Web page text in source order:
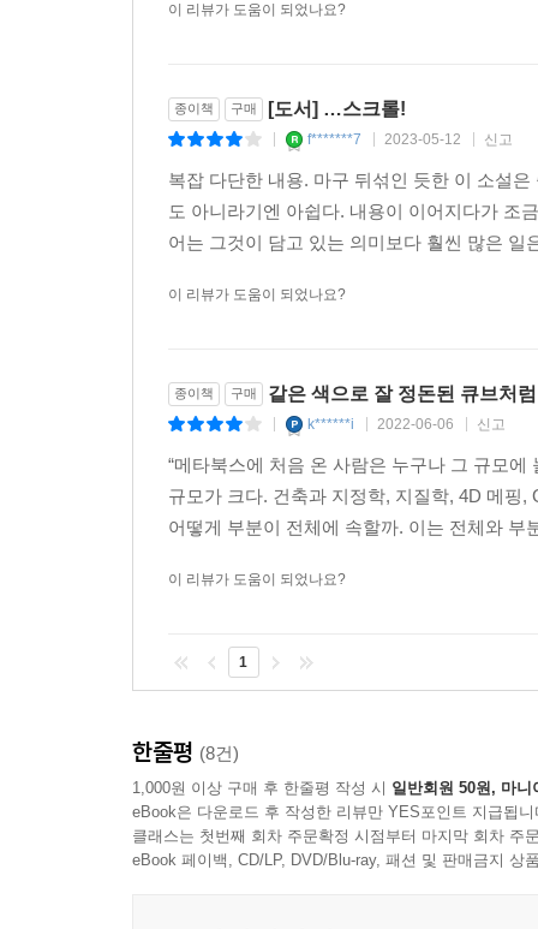
이 리뷰가 도움이 되었나요?
종이책 구매 [도서] …스크롤!
f*******7 2023-05-12 신고
복잡 다단한 내용. 마구 뒤섞인 듯한 이 소설
도 아니라기엔 아쉽다. 내용이 이어지다가 조
어는 그것이 담고 있는 의미보다 훨씬 많은 일
이 리뷰가 도움이 되었나요?
종이책 구매 같은 색으로 잘 정돈된 큐브처
k******i 2022-06-06 신고
“메타북스에 처음 온 사람은 누구나 그 규모
규모가 크다. 건축과 지정학, 지질학, 4D 메핑
어떻게 부분이 전체에 속할까. 이는 전체와
이 리뷰가 도움이 되었나요?
1
한줄평 (8건)
1,000원 이상 구매 후 한줄평 작성 시 일반회원 50원, 마니
eBook은 다운로드 후 작성한 리뷰만 YES포인트 지급됩니
클래스는 첫번째 회차 주문확정 시점부터 마지막 회차 주
eBook 페이백, CD/LP, DVD/Blu-ray, 패션 및 판매금지 상